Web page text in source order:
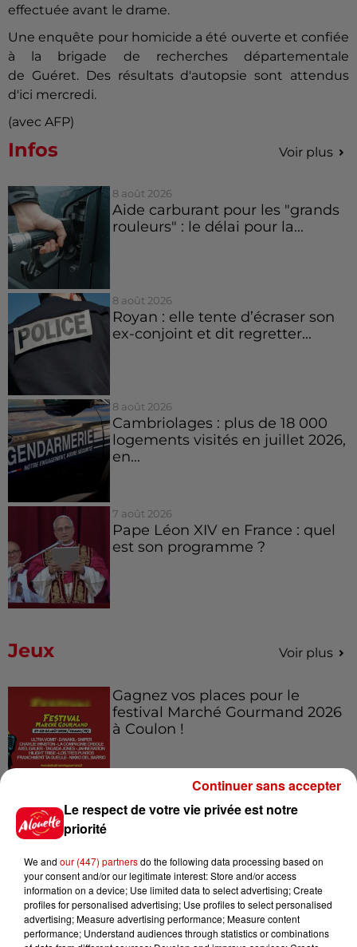
effectuée avant le drame.
Une enquête pour homicide a été ouverte et confiée
à la brigade de recherches départementale
de Guéret. Des résultats d'autopsie sont attendus
d'ici mercredi.
(avec AFP)
Infos Voir plus
8 août 2026
Aide carburant pour les "grands
rouleurs" : le délai pour la...
8 août 2026
Royan : elle tente d’écraser son
ex-conjoint et dit regretter...
8 août 2026
Cambriolages : plus de 18 000
logements visités en juillet 2026,
en...
7 août 2026
Pape Léon XIV en France : quel
est son programme ?
Jeux Voir plus
Gagnez vos places pour le
festival Marché Gourmand 2026
à Coulon !
Le Duel - Gagnez vos entrées
pour l'un des zoos de nos
Destination Vacances - Gagnez
votre séjour en famille au cœur
de la...
Le respect de votre vie privée est notre
priorité
We and our (447) partnersdo the following data processing based on
your consent and/or our legitimate interest: Store and/or access
information on a device; Use limited data to select advertising; Create
profiles for personalised advertising; Use profiles to select personalised
advertising; Measure advertising performance; Measure content
performance; Understand audiences through statistics or combinations
Continuer sans accepter